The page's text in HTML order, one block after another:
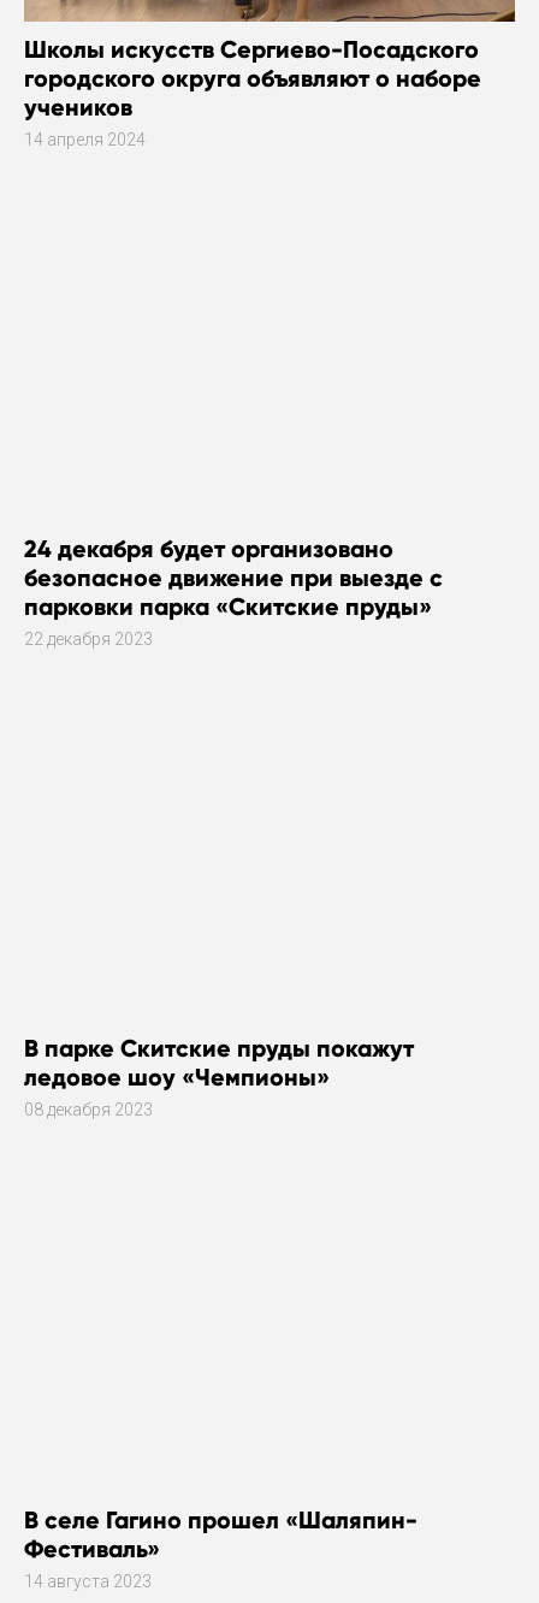
Школы искусств Сергиево-Посадского
городского округа объявляют о наборе
учеников
14 апреля 2024
24 декабря будет организовано
безопасное движение при выезде с
парковки парка «Скитские пруды»
22 декабря 2023
В парке Скитские пруды покажут
ледовое шоу «Чемпионы»
08 декабря 2023
В селе Гагино прошел «Шаляпин-
Фестиваль»
14 августа 2023